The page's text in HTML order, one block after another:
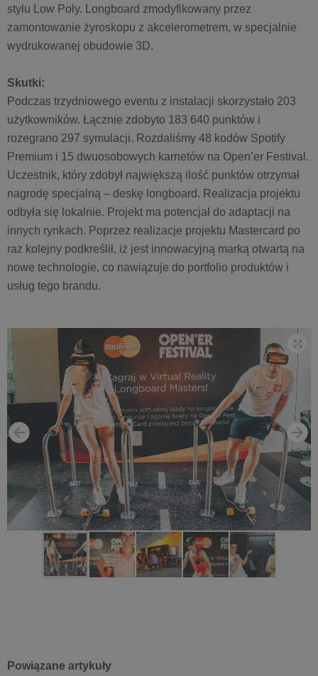
stylu Low Poly. Longboard zmodyfikowany przez
zamontowanie żyroskopu z akcelerometrem, w specjalnie
wydrukowanej obudowie 3D.
Skutki:
Podczas trzydniowego eventu z instalacji skorzystało 203
użytkowników. Łącznie zdobyto 183 640 punktów i
rozegrano 297 symulacji. Rozdaliśmy 48 kodów Spotify
Premium i 15 dwuosobowych karnetów na Open’er Festival.
Uczestnik, który zdobył największą ilość punktów otrzymał
nagrodę specjalną – deskę longboard. Realizacja projektu
odbyła się lokalnie. Projekt ma potencjał do adaptacji na
innych rynkach. Poprzez realizacje projektu Mastercard po
raz kolejny podkreślił, iż jest innowacyjną marką otwartą na
nowe technologie, co nawiązuje do portfolio produktów i
usług tego brandu.
Powiązane artykuły